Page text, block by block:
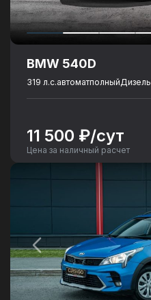
BMW 540D
319 л.с.автоматполныйДизель
11 500 ₽/сут
Цена за наличный расчет